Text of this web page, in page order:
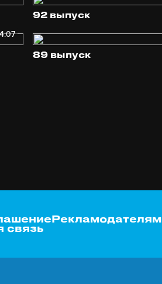
92 выпуск
89 выпуск
Рекламодателям
связь